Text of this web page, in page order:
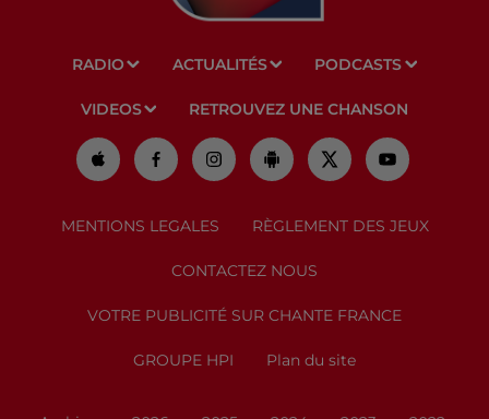
RADIO ACTUALITÉS PODCASTS
VIDEOS RETROUVEZ UNE CHANSON
MENTIONS LEGALES RÈGLEMENT DES JEUX
CONTACTEZ NOUS
VOTRE PUBLICITÉ SUR CHANTE FRANCE
GROUPE HPI Plan du site